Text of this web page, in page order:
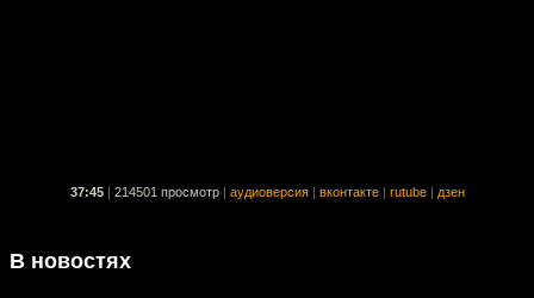
37:45 214501 просмотр аудиоверсия вконтакте rutube дзен
В новостях